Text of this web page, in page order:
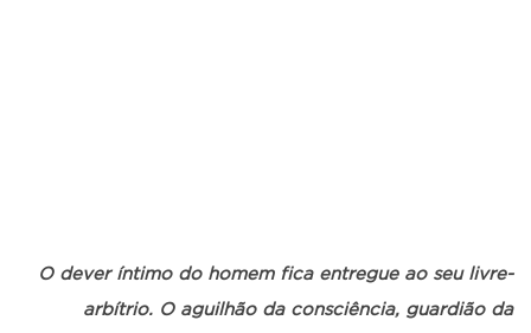
O dever íntimo do homem fica entregue ao seu livre-
arbítrio. O aguilhão da consciência, guardião da